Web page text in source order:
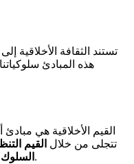
تستند الثقافة الأخلاقية
هذه المبادئ
القيم الأخلاقية هي مبادئ
تتجلى من خلال القيم
السلوك المحددة جيدًا تعزز النزاهة داخل الفرق.